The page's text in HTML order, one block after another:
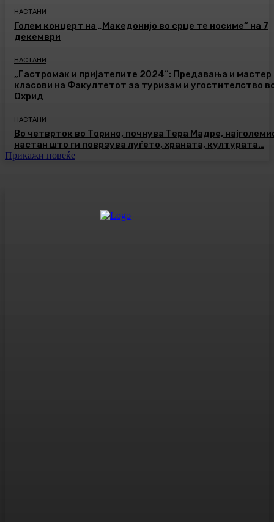
НАСТАНИ
Голем концерт на „Македонијо во срце те носиме“ на 7
декември
НАСТАНИ
„Гастромак и пријателите 2024“: Предавања и мастер
класови на Факултетот за туризам и угостителство
Охрид
НАСТАНИ
Во четврток во Торино, почнува Тера Мадре,
настан што ги поврзува луѓето, храната, културата…
Прикажи повеќе